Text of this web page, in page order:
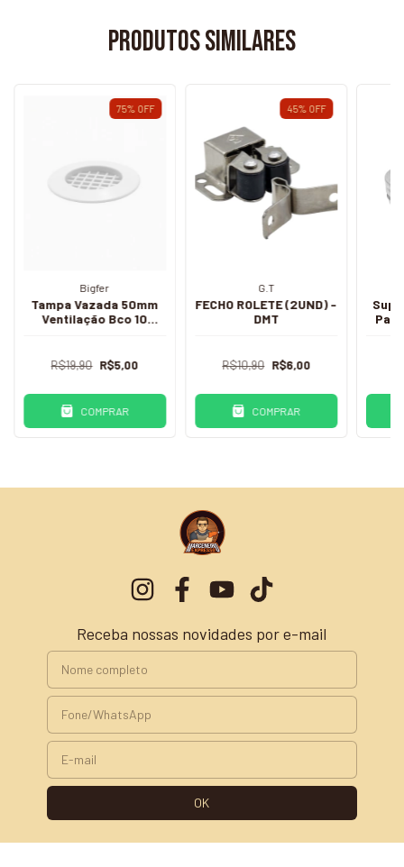
Produtos similares
75% OFF
Bigfer
Tampa Vazada 50mm
Ventilação Bco 10
R$19,90 R$5,00
COMPRAR
45% OFF
G.T
FECHO ROLETE (2UND) -
DMT
R$10,90 R$6,00
COMPRAR
Receba nossas novidades por e-mail